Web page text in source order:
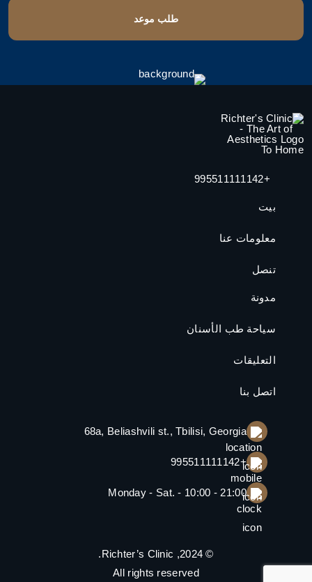
+995511111142
بيت
معلومات عنا
تنصل
مدونة
سياحة طب الأسنان
التعليقات
اتصل بنا
68a, Beliashvili st., Tbilisi, Georgia
+995511111142
Monday - Sat. - 10:00 - 21:00
© 2024,
Richter’s Clinic
.
All rights reserved